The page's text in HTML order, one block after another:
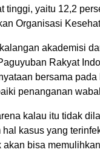
tinggi, yaitu 12,2
Organisasi
akademisi
Rakyat
bersama
penanganan
kalau itu tidak
kasus yang
bisa